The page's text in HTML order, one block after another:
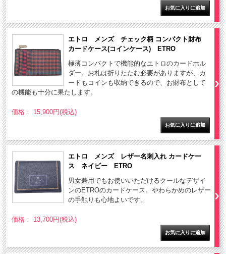
エトロ メンズ チェック柄 コンパクト財布
カードケース(コインケース) ETRO
極薄コンパクトで機能的なエトロのカードホル
ダー。お札は折りたたむ必要がありますが、カ
ードもコインも収納できるので、お財布として
の機能も十分に果たします。
価格： 15,900円(税込)
エトロ メンズ レザー名刺入れ カードケー
ス ネイビー ETRO
男女兼用でもお使いいただけるクールなデザイ
ンのETROのカードケース。やわらかめのレザー
の手触りも心地よいです。
価格： 13,700円(税込)